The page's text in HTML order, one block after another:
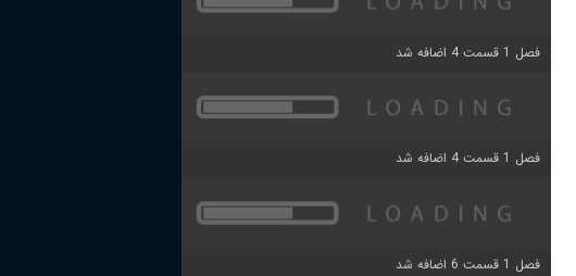
فصل 1 قسمت 4 اضافه شد
فصل 1 قسمت 4 اضافه شد
فصل 1 قسمت 6 اضافه شد